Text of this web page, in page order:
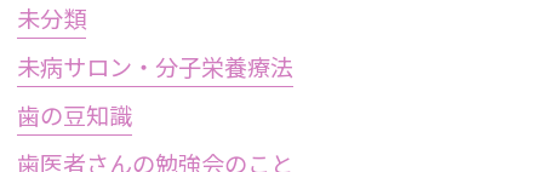
未分類
未病サロン・分子栄養療法
歯の豆知識
歯医者さんの勉強会のこと